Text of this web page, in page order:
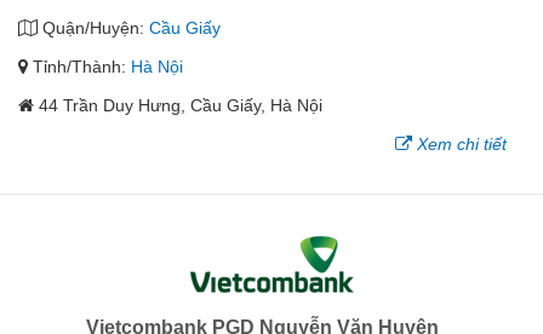
Quận/Huyện: Cầu Giấy
Tỉnh/Thành: Hà Nội
44 Trần Duy Hưng, Cầu Giấy, Hà Nội
Xem chi tiết
Vietcombank PGD Nguyễn Văn Huyên